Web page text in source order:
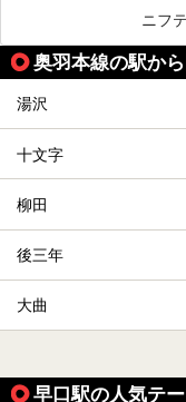
毎年8月3
さんの提
け声にあ
竿燈の数
なり、秋
竿燈まつ
ニフ
奥羽本線の駅か
湯沢
十文字
柳田
後三年
大曲
早口駅の人気テ